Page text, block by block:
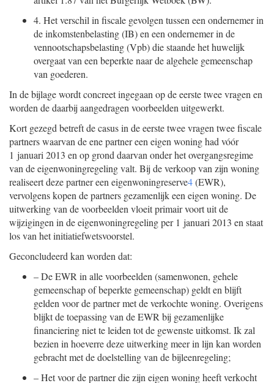
4. Het verschil in fiscale gevolgen tussen een ondernemer in
de inkomstenbelasting (IB) en een ondernemer in de
vennootschapsbelasting (Vpb) die staande het huwelijk
overgaat van een beperkte naar de algehele gemeenschap
van goederen.
In de bijlage wordt concreet ingegaan op de eerste twee vragen en
worden de daarbij aangedragen voorbeelden uitgewerkt.
Kort gezegd betreft de casus in de eerste twee vragen twee fiscale
partners waarvan de ene partner een eigen woning had vóór
1 januari 2013 en op grond daarvan onder het overgangsregime
van de eigenwoningregeling valt. Bij de verkoop van zijn woning
realiseert deze partner een eigenwoningreserve4(EWR),
vervolgens kopen de partners gezamenlijk een eigen woning. De
uitwerking van de voorbeelden vloeit primair voort uit de
wijzigingen in de eigenwoningregeling per 1 januari 2013 en staat
los van het initiatiefwetsvoorstel.
Geconcludeerd kan worden dat:
–De EWR in alle voorbeelden (samenwonen, gehele
gemeenschap of beperkte gemeenschap) geldt en blijft
gelden voor de partner met de verkochte woning. Overigens
blijkt de toepassing van de EWR bij gezamenlijke
financiering niet te leiden tot de gewenste uitkomst. Ik zal
bezien in hoeverre deze uitwerking meer in lijn kan worden
gebracht met de doelstelling van de bijleenregeling;
–Het voor de partner die zijn eigen woning heeft verkocht